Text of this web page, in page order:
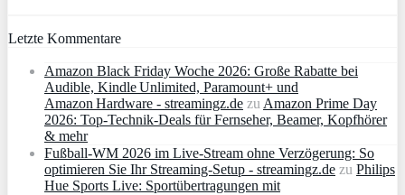
Letzte Kommentare
Amazon Black Friday Woche 2026: Große Rabatte bei
Audible, Kindle Unlimited, Paramount+ und
Amazon Hardware - streamingz.de zu Amazon Prime Day
2026: Top-Technik-Deals für Fernseher, Beamer, Kopfhörer
& mehr
Fußball-WM 2026 im Live-Stream ohne Verzögerung: So
optimieren Sie Ihr Streaming-Setup - streamingz.de zu Philips
Hue Sports Live: Sportübertragungen mit